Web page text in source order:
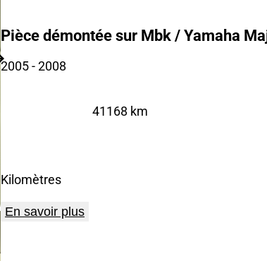
Pièce démontée sur Mbk / Yamaha
2005- 2008
Kilomètres
41168 km
En savoir plus